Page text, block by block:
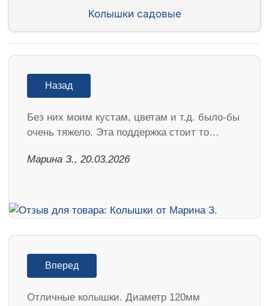
Колышки садовые
Назад
Без них моим кустам, цветам и т.д. было-бы
очень тяжело. Эта поддержка стоит то…
Марина З., 20.03.2026
Вперед
Отличные колышки. Диаметр 120мм